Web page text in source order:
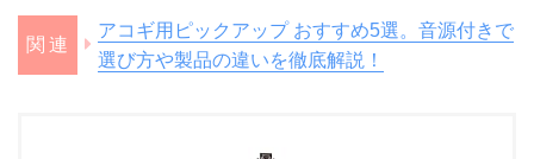
アコギ用ピックアップ おすすめ5選。音源付きで
選び方や製品の違いを徹底解説！